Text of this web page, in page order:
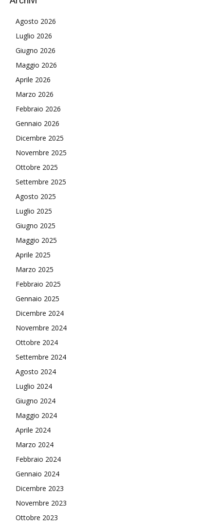
Agosto 2026
Luglio 2026
Giugno 2026
Maggio 2026
Aprile 2026
Marzo 2026
Febbraio 2026
Gennaio 2026
Dicembre 2025
Novembre 2025
Ottobre 2025
Settembre 2025
Agosto 2025
Luglio 2025
Giugno 2025
Maggio 2025
Aprile 2025
Marzo 2025
Febbraio 2025
Gennaio 2025
Dicembre 2024
Novembre 2024
Ottobre 2024
Settembre 2024
Agosto 2024
Luglio 2024
Giugno 2024
Maggio 2024
Aprile 2024
Marzo 2024
Febbraio 2024
Gennaio 2024
Dicembre 2023
Novembre 2023
Ottobre 2023